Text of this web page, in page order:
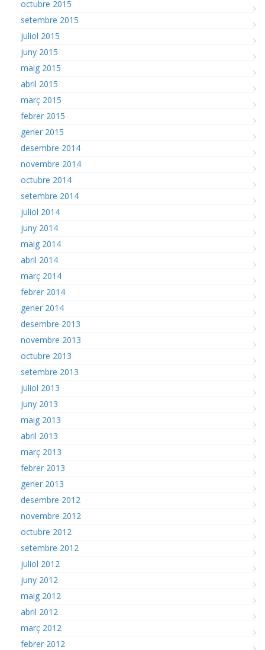
octubre 2015
setembre 2015
juliol 2015
juny 2015
maig 2015
abril 2015
març 2015
febrer 2015
gener 2015
desembre 2014
novembre 2014
octubre 2014
setembre 2014
juliol 2014
juny 2014
maig 2014
abril 2014
març 2014
febrer 2014
gener 2014
desembre 2013
novembre 2013
octubre 2013
setembre 2013
juliol 2013
juny 2013
maig 2013
abril 2013
març 2013
febrer 2013
gener 2013
desembre 2012
novembre 2012
octubre 2012
setembre 2012
juliol 2012
juny 2012
maig 2012
abril 2012
març 2012
febrer 2012